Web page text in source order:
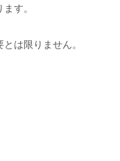
す。
は限りません。